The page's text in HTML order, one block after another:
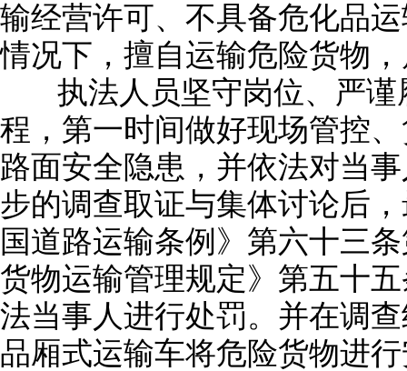
输经营许可、不具备危化品
情况下，擅自运输危险货物
执法人员坚守岗位、严谨
程，第一时间做好现场管控
路面安全隐患，并依法对当
步的调查取证与集体讨论后
国道路运输条例》第六十三
货物运输管理规定》第五十
法当事人进行处罚。并在调
品厢式运输车将危险货物进